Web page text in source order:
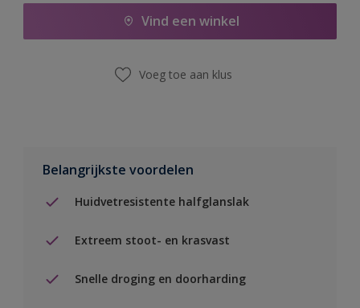
Vind een winkel
Voeg toe aan klus
Belangrijkste voordelen
Huidvetresistente halfglanslak
Extreem stoot- en krasvast
Snelle droging en doorharding